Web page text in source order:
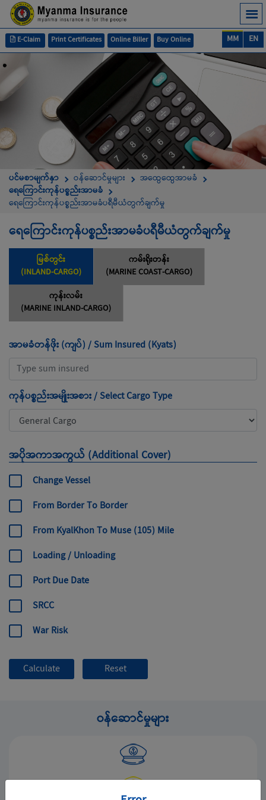
EN
MM
Buy Online
Online Biller
Print Certificates
E-Claim
ပင်မစာမျက်နှာ ဝန်ဆောင်မှုများ
အထွေထွေအာမခံ
ရေကြောင်းကုန်ပစ္စည်းအာမခံ
ရေကြောင်းကုန်ပစ္စည်းအာမခံပရီမီယံတွက်ချက်မှု
ရေကြောင်းကုန်ပစ္စည်းအာမခံပရီမီယံတွက်ချက်မှု
မြစ်တွင်း
(INLAND-CARGO)
ကမ်းရိုးတန်း
(MARINE COAST-CARGO)
ကုန်းလမ်း
(MARINE INLAND-CARGO)
အာမခံတန်ဖိုး (ကျပ်) / Sum Insured (Kyats)
ကုန်ပစ္စည်းအမျိုးအစား / Select Cargo Type
အပိုအကာအကွယ် (Additional Cover)
Change Vessel
From Border To Border
From KyalKhon To Muse (105) Mile
Loading / Unloading
Port Due Date
SRCC
War Risk
ဝန်ဆောင်မှုများ